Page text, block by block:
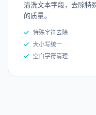
清洗文本字段，去除特
的质量。
特殊字符去除
大小写统一
空白字符清理